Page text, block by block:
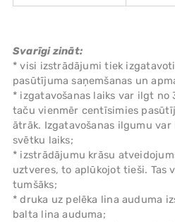
Svarīgi zināt:
* visi izstrādājumi tiek
pasūtījuma saņemšanas un
* izgatavošanas laiks var ilgt no
taču vienmēr centīsimies
ātrāk. Izgatavošanas ilgumu var
svētku laiks;
* izstrādājumu krāsu
uztveres, to aplūkojot tieši. Tas
tumšāks;
* druka uz pelēka lina auduma
balta lina auduma;